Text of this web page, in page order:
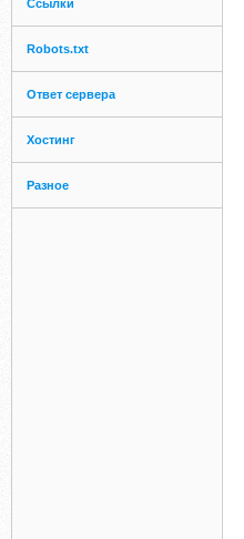
Ссылки
Robots.txt
Ответ сервера
Хостинг
Разное